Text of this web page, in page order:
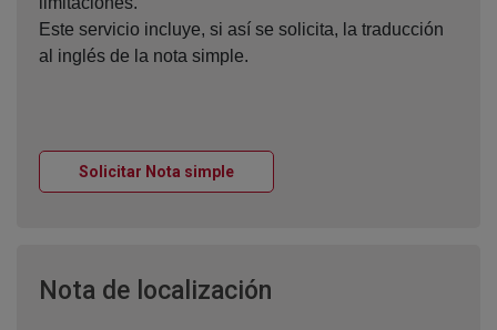
Este servicio incluye, si así se solicita, la traducción
al inglés de la nota simple.
Solicitar Nota simpleVentana nueva
Nota de localización